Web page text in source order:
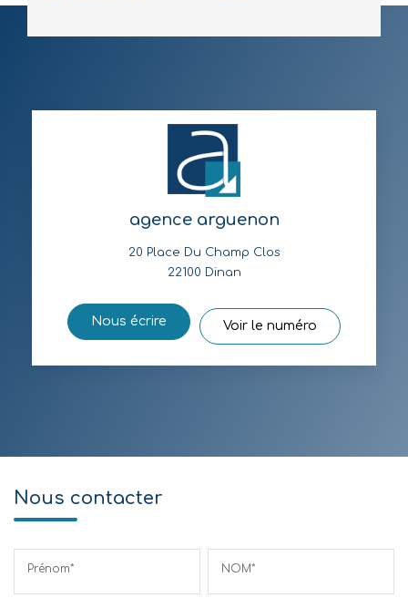
agence arguenon
20 Place Du Champ Clos
22100 Dinan
Nous écrire Voir le numéro
Nous contacter
Prénom* NOM*